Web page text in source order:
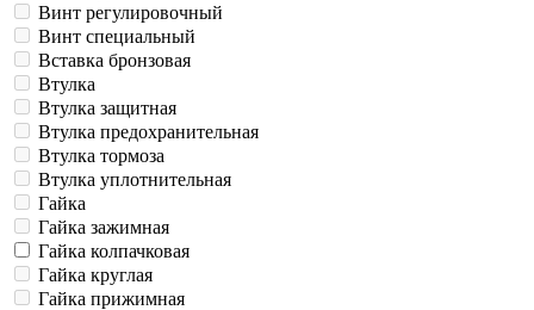
Винт регулировочный
Винт специальный
Вставка бронзовая
Втулка
Втулка защитная
Втулка предохранительная
Втулка тормоза
Втулка уплотнительная
Гайка
Гайка зажимная
Гайка колпачковая
Гайка круглая
Гайка прижимная